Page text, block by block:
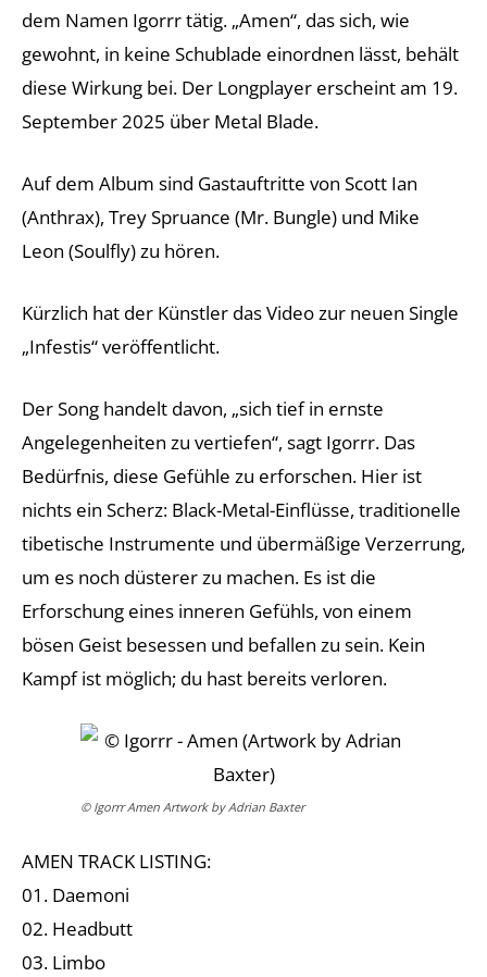
dem Namen Igorrr tätig. „Amen“, das sich, wie
gewohnt, in keine Schublade einordnen lässt, behält
diese Wirkung bei. Der Longplayer erscheint am 19.
September 2025 über Metal Blade.
Auf dem Album sind Gastauftritte von Scott Ian
(Anthrax), Trey Spruance (Mr. Bungle) und Mike
Leon (Soulfly) zu hören.
Kürzlich hat der Künstler das Video zur neuen Single
„Infestis“ veröffentlicht.
Der Song handelt davon, „sich tief in ernste
Angelegenheiten zu vertiefen“, sagt Igorrr. Das
Bedürfnis, diese Gefühle zu erforschen. Hier ist
nichts ein Scherz: Black-Metal-Einflüsse, traditionelle
tibetische Instrumente und übermäßige Verzerrung,
um es noch düsterer zu machen. Es ist die
Erforschung eines inneren Gefühls, von einem
bösen Geist besessen und befallen zu sein. Kein
Kampf ist möglich; du hast bereits verloren.
© Igorrr Amen Artwork by Adrian Baxter
AMEN TRACK LISTING:
01. Daemoni
02. Headbutt
03. Limbo